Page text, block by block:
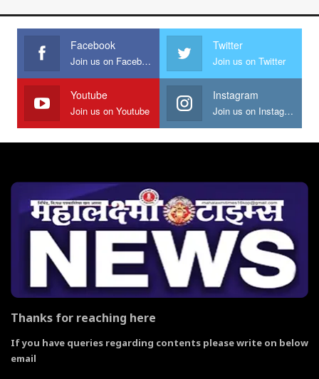
Facebook
Join us on Facebook
Twitter
Join us on Twitter
Youtube
Join us on Youtube
Instagram
Join us on Instagram
Thanks for reaching here
If you have queries regarding contents please write on below
email